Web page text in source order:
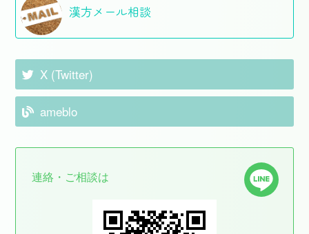
漢方メール相談
X (Twitter)
ameblo
連絡・ご相談は